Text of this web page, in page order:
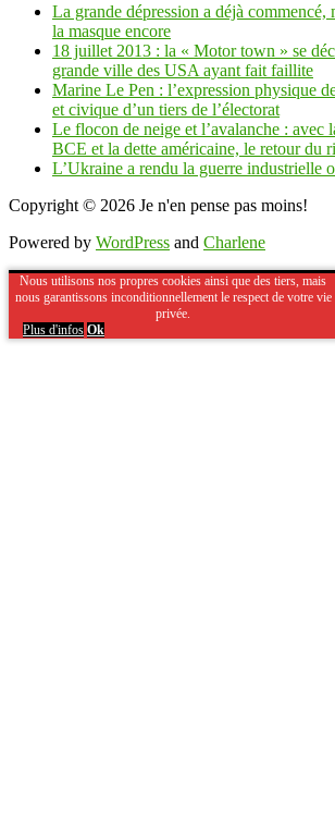
La grande dépression a déjà
la masque encore
18 juillet 2013 : la « Motor town » se
grande ville des USA ayant fait faillite
Marine Le Pen : l’expression physique
et civique d’un tiers de l’électorat
Le flocon de neige et l’avalanche : avec
BCE et la dette américaine, le retour du
L’Ukraine a rendu la guerre industrielle
Copyright © 2026 Je n'en pense pas moins!
Powered by WordPress and Charlene
Nous utilisons nos propres cookies ainsi que des tiers, mais
nous garantissons inconditionnellement le respect de votre vie
privée.
Plus d'infos Ok